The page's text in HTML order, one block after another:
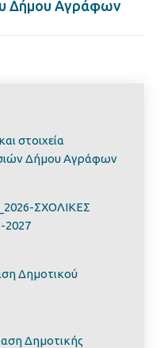
Δήμου Αγράφων
στοιχεία
Δήμου Αγράφων
ΣΧΟΛΙΚΕΣ
2027
Δημοτικού
Δημοτικής